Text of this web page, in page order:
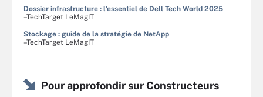
Dossier infrastructure : l'essentiel de Dell Tech World 2025
–TechTarget LeMagIT
Stockage : guide de la stratégie de NetApp
–TechTarget LeMagIT
Pour approfondir sur Constructeurs